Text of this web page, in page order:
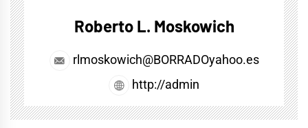
Roberto L. Moskowich
rlmoskowich@BORRADOyahoo.es
http://admin